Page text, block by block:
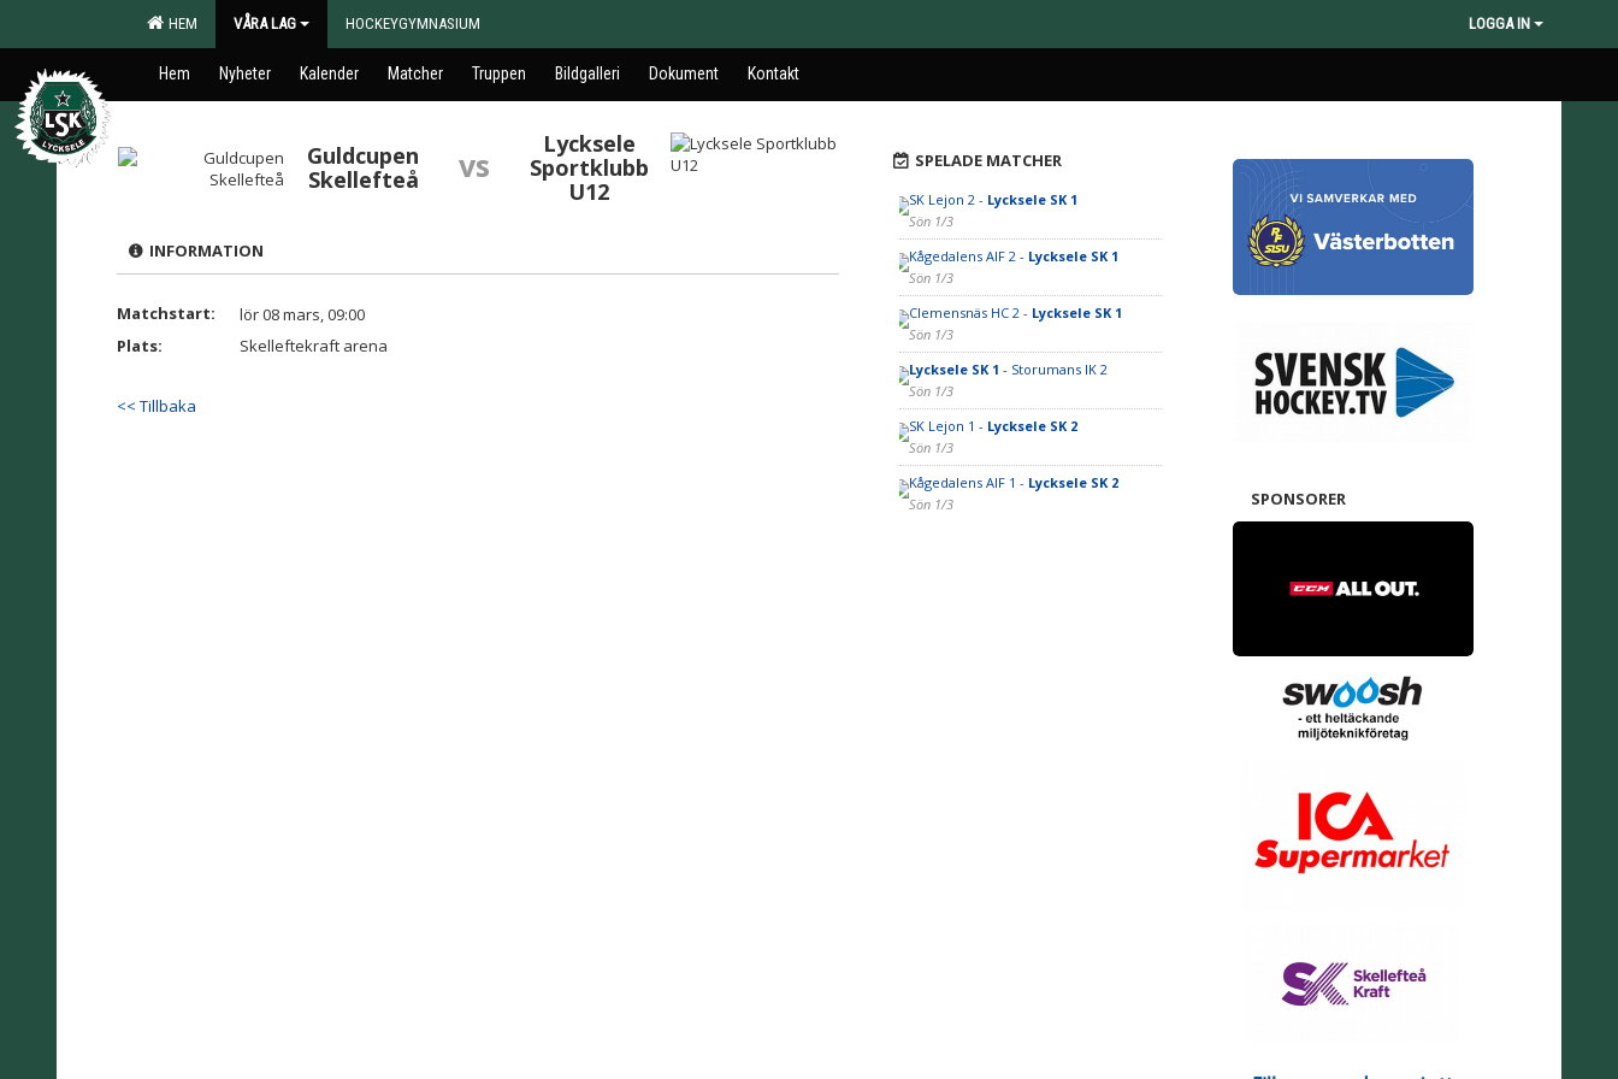
HEM VÅRA LAG HOCKEYGYMNASIUM LOGGA IN
Hem Nyheter Kalender Matcher Truppen Bildgalleri Dokument Kontakt
Guldcupen
Skellefteå
vs
Lycksele
Sportklubb
U12
INFORMATION
Matchstart:
lör 08 mars, 09:00
Plats:
Skelleftekraft arena
<< Tillbaka
SPELADE MATCHER
SK Lejon 2 - Lycksele SK 1
Sön 1/3
Kågedalens AIF 2 - Lycksele SK 1
Sön 1/3
Clemensnäs HC 2 - Lycksele SK 1
Sön 1/3
Lycksele SK 1 - Storumans IK 2
Sön 1/3
SK Lejon 1 - Lycksele SK 2
Sön 1/3
Kågedalens AIF 1 - Lycksele SK 2
Sön 1/3
SPONSORER